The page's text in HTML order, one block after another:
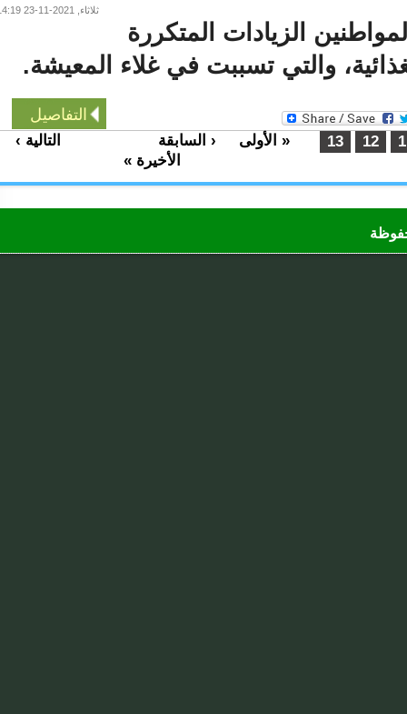
ثلاثاء, 2021-11-23 14:19
الزيادات المتكررة
والتي تسببت في غلاء المعيشة.
التفاصيل
« الأولى ‹ السابقة
التالية ›
الأخيرة »